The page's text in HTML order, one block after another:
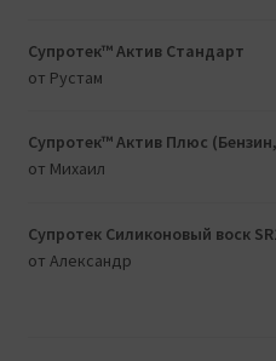
Супротек™ Актив Стандарт
от Рустам
Супротек™ Актив Плюс
от Михаил
Супротек Силиконовый воск
от Александр